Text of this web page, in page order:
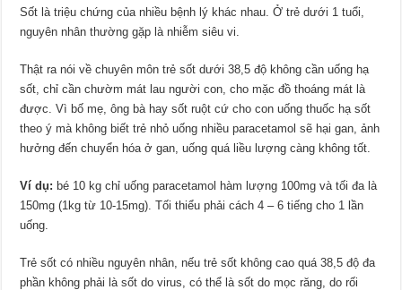
Sốt là triệu chứng của nhiều bệnh lý khác nhau. Ở trẻ dưới 1 tuổi,
nguyên nhân thường gặp là nhiễm siêu vi.
Thật ra nói về chuyên môn trẻ sốt dưới 38,5 độ không cần uống hạ
sốt, chỉ cần chườm mát lau người con, cho mặc đồ thoáng mát là
được. Vì bố mẹ, ông bà hay sốt ruột cứ cho con uống thuốc hạ sốt
theo ý mà không biết trẻ nhỏ uống nhiều paracetamol sẽ hại gan, ảnh
hưởng đến chuyển hóa ở gan, uống quá liều lượng càng không tốt.
Ví dụ: bé 10 kg chỉ uống paracetamol hàm lượng 100mg và tối đa là
150mg (1kg từ 10-15mg). Tối thiểu phải cách 4 – 6 tiếng cho 1 lần
uống.
Trẻ sốt có nhiều nguyên nhân, nếu trẻ sốt không cao quá 38,5 độ đa
phần không phải là sốt do virus, có thể là sốt do mọc răng, do rối